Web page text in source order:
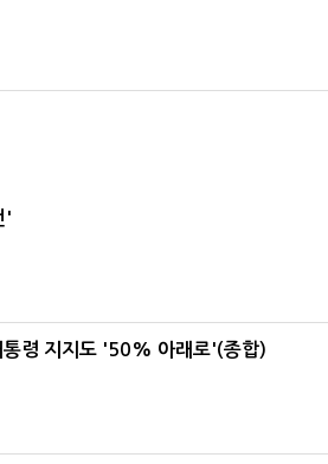
'
령 지지도 '50% 아래로'(종합)